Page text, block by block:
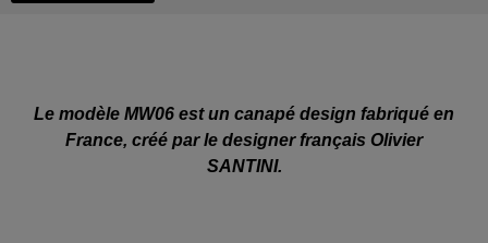
Le modèle MW06 est un canapé design fabriqué en
France, créé par le designer français Olivier
SANTINI.